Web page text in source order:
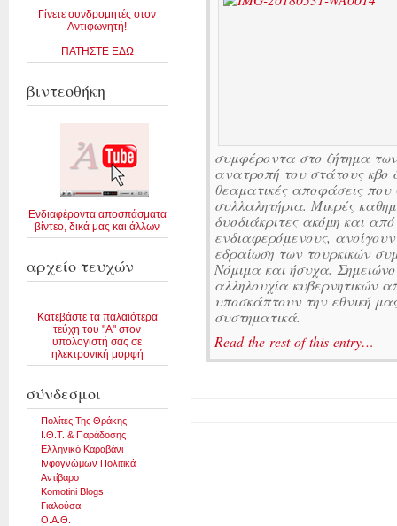
Γίνετε συνδρομητές στον
Αντιφωνητή!
ΠΑΤΗΣΤΕ ΕΔΩ
βιντεοθήκη
Ενδιαφέροντα αποσπάσματα
βίντεο, δικά μας και άλλων
αρχείο τευχών
Κατεβάστε τα παλαιότερα
τεύχη του "Α" στον
υπολογιστή σας σε
ηλεκτρονική μορφή
σύνδεσμοι
Πολίτες Της Θράκης
Ι.Θ.Τ. & Παράδοσης
Ελληνικό Καραβάνι
Ινφογνώμων Πολιτικά
Αντίβαρο
Komotini Blogs
Γιαλούσα
Ο.Α.Θ.
συμφέροντα στο ζήτημα
ανατροπή του στάτους κβο
θεαματικές αποφάσεις που
συλλαλητήρια. Μικρές
δυσδιάκριτες ακόμη και
ενδιαφερόμενους,
εδραίωση των τουρκικών
Νόμιμα και ήσυχα.
αλληλουχία κυβερνητικών
υποσκάπτουν την εθνική
συστηματικά.
Read the rest of this entry…